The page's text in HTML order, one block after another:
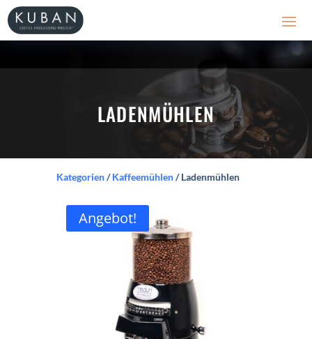
LADENMÜHLEN
Kategorien/Kaffeemühlen/ Ladenmühlen
Angebot!